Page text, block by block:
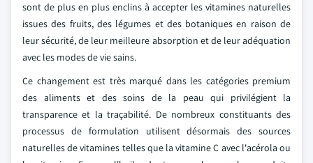
sont de plus en plus enclins à accepter les vitamines naturelles
issues des fruits, des légumes et des botaniques en raison de
leur sécurité, de leur meilleure absorption et de leur adéquation
avec les modes de vie sains.
Ce changement est très marqué dans les catégories premium
des aliments et des soins de la peau qui privilégient la
transparence et la traçabilité. De nombreux constituants des
processus de formulation utilisent désormais des sources
naturelles de vitamines telles que la vitamine C avec l'acérola ou